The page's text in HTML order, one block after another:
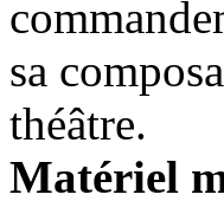
sa
théâtre.
Matériel